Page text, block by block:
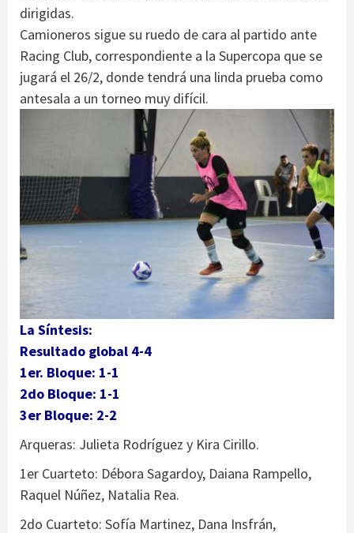
dirigidas.
Camioneros sigue su ruedo de cara al partido ante
Racing Club, correspondiente a la Supercopa que se
jugará el 26/2, donde tendrá una linda prueba como
antesala a un torneo muy difícil.
La Síntesis:
Resultado global 4-4
1er. Bloque: 1-1
2do Bloque: 1-1
3er Bloque: 2-2
Arqueras: Julieta Rodríguez y Kira Cirillo.
1er Cuarteto: Débora Sagardoy, Daiana Rampello,
Raquel Núñez, Natalia Rea.
2do Cuarteto: Sofía Martinez, Dana Insfrán,